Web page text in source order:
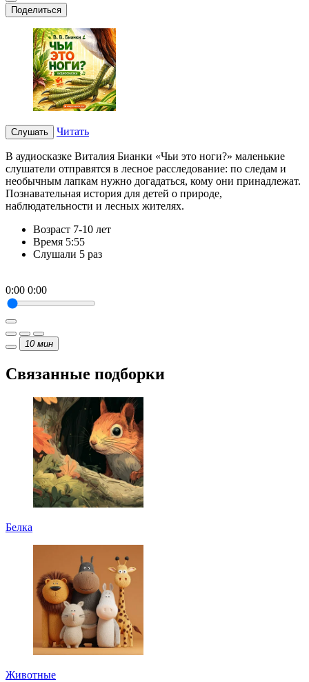
Поделиться
Слушать Читать
В аудиосказке Виталия Бианки «Чьи это ноги?» маленькие
слушатели отправятся в лесное расследование: по следам и
необычным лапкам нужно догадаться, кому они принадлежат.
Познавательная история для детей о природе,
наблюдательности и лесных жителях.
Возраст 7-10 лет
Время 5:55
Слушали 5 раз
0:00 0:00
10 мин
Связанные подборки
Белка
Животные